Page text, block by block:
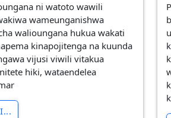
ni watoto wawili
wameunganishwa
walioungana hukua wakati
kinapojitenga na kuunda
vijusi viwili vitakua
hiki, wataendelea